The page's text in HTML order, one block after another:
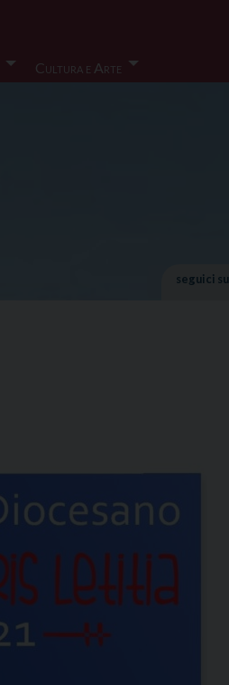
Cultura e Arte
seguici su